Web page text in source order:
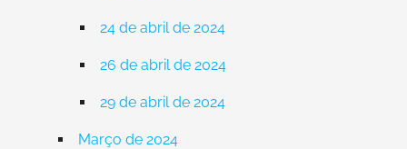
24 de abril de 2024
26 de abril de 2024
29 de abril de 2024
Março de 2024